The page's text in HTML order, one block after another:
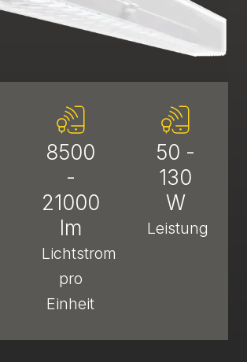
8500
-
21000
lm
Lichtstrom
pro
Einheit
50 -
130
W
Leistung